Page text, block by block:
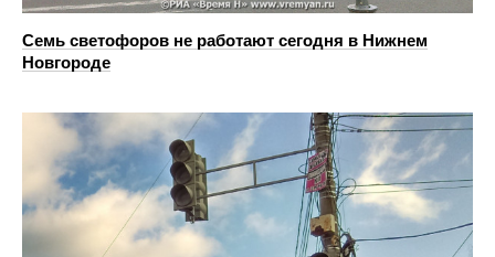
Семь светофоров не работают сегодня в Нижнем
Новгороде